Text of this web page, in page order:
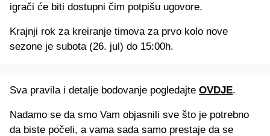
igrači će biti dostupni čim potpišu ugovore.
Krajnji rok za kreiranje timova za prvo kolo nove
sezone je subota (26. jul) do 15:00h.
Sva pravila i detalje bodovanje pogledajte OVDJE.
Nadamo se da smo Vam objasnili sve što je potrebno
da biste počeli, a vama sada samo prestaje da se